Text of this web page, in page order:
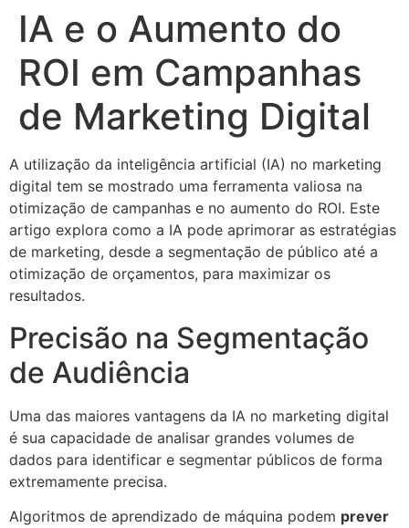
IA e o Aumento do
ROI em Campanhas
de Marketing Digital
A utilização da inteligência artificial (IA) no marketing
digital tem se mostrado uma ferramenta valiosa na
otimização de campanhas e no aumento do ROI. Este
artigo explora como a IA pode aprimorar as estratégias
de marketing, desde a segmentação de público até a
otimização de orçamentos, para maximizar os
resultados.
Precisão na Segmentação
de Audiência
Uma das maiores vantagens da IA no marketing digital
é sua capacidade de analisar grandes volumes de
dados para identificar e segmentar públicos de forma
extremamente precisa.
Algoritmos de aprendizado de máquina podem prever